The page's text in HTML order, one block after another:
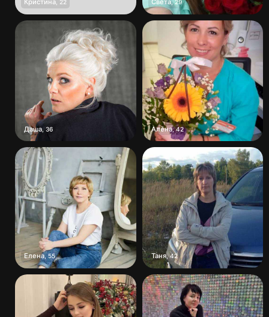
Кристина 22 Света, 29
Даша 36 Алёна,42
Елена 55 Таня,42